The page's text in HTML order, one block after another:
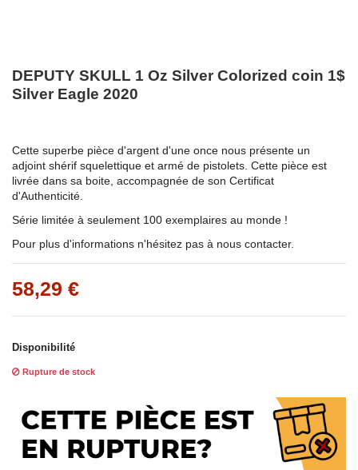
DEPUTY SKULL 1 Oz Silver Colorized coin 1$
Silver Eagle 2020
Cette superbe pièce d'argent d'une once nous présente un
adjoint shérif squelettique et armé de pistolets. Cette pièce est
livrée dans sa boite, accompagnée de son Certificat
d'Authenticité.
Série limitée à seulement 100 exemplaires au monde !
Pour plus d'informations n'hésitez pas à nous contacter.
58,29 €
Disponibilité
Rupture de stock